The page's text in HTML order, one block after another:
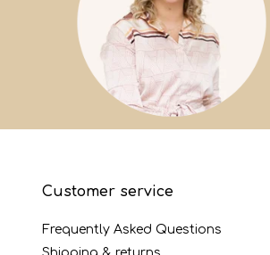
Customer service
Frequently Asked Questions